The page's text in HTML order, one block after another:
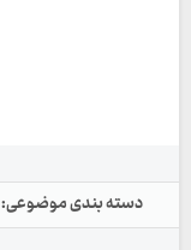
دسته بندی موضوعی: